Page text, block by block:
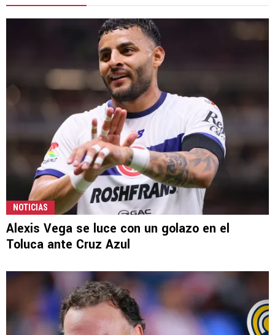
NOTICIAS
Alexis Vega se luce con un golazo en el
Toluca ante Cruz Azul